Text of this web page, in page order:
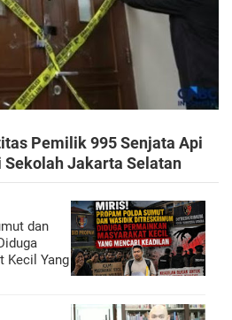
Pemilik 995 Senjata Api
Jakarta Selatan
dan
Kecil Yang